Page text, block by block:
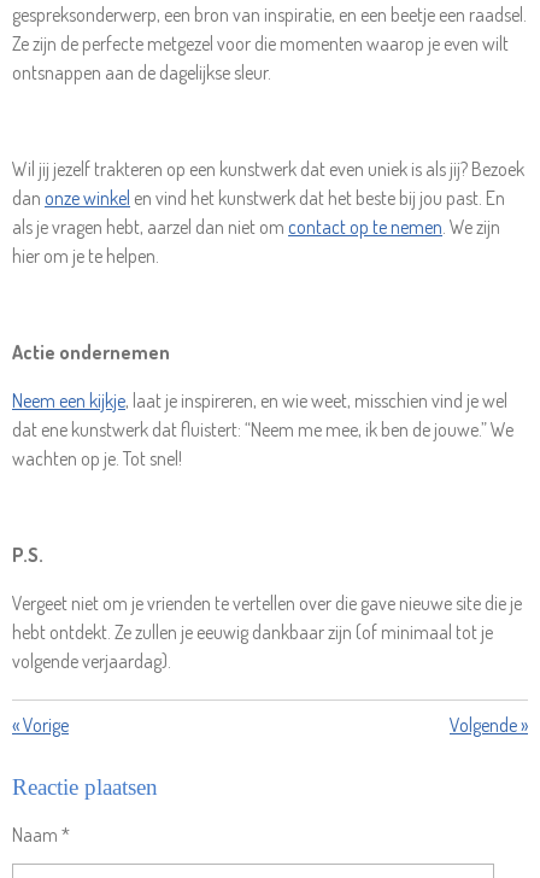
gespreksonderwerp, een bron van inspiratie, en een beetje een raadsel.
Ze zijn de perfecte metgezel voor die momenten waarop je even wilt
ontsnappen aan de dagelijkse sleur.
Wil jij jezelf trakteren op een kunstwerk dat even uniek is als jij? Bezoek
dan onze winkel en vind het kunstwerk dat het beste bij jou past. En
als je vragen hebt, aarzel dan niet om contact op te nemen. We zijn
hier om je te helpen.
Actie ondernemen
Neem een kijkje, laat je inspireren, en wie weet, misschien vind je wel
dat ene kunstwerk dat fluistert: “Neem me mee, ik ben de jouwe.” We
wachten op je. Tot snel!
P.S.
Vergeet niet om je vrienden te vertellen over die gave nieuwe site die je
hebt ontdekt. Ze zullen je eeuwig dankbaar zijn (of minimaal tot je
volgende verjaardag).
«Vorige Volgende»
Reactie plaatsen
Naam *